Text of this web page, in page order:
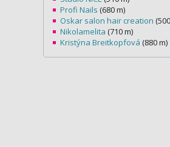
Profi Nails (680 m)
Oskar salon hair creation
Nikolamelita (710 m)
Kristýna Breitkopfová (880 m)